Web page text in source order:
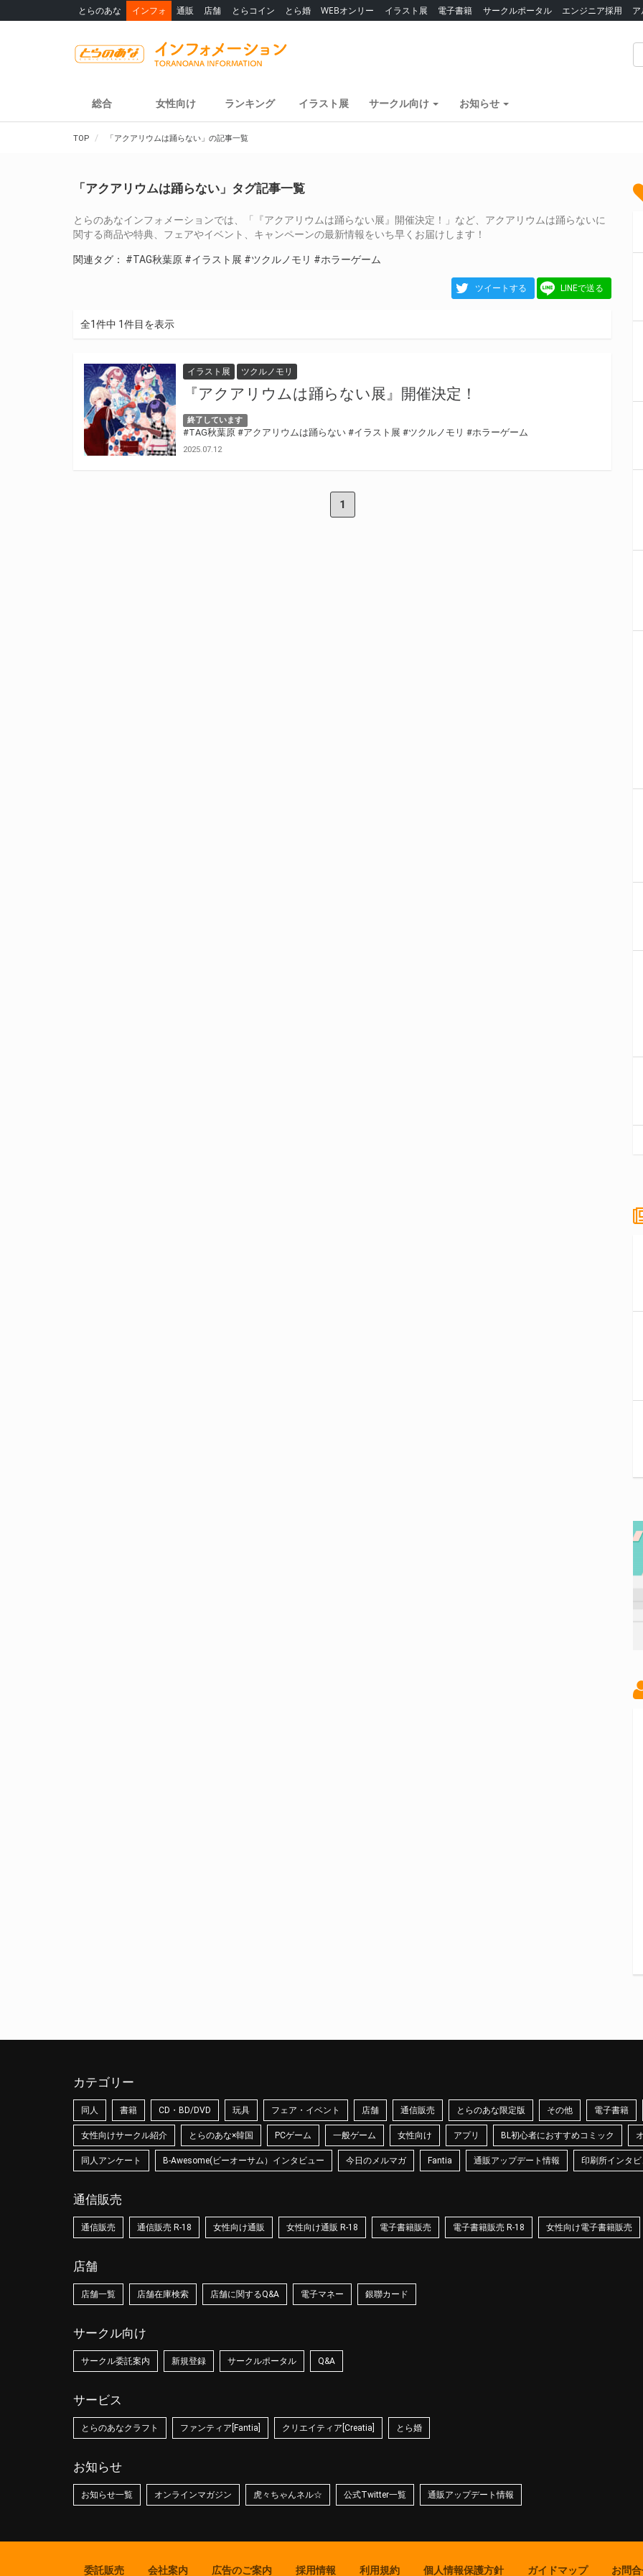
とらのあな インフォ 通販 店舗 とらコイン とら婚 WEBオンリー イラスト展 電子書籍 サークルポータル エンジニア採用
総合 女性向け ランキング イラスト展 サークル向け お知らせ
TOP 「アクアリウムは踊らない」の記事一覧
「アクアリウムは踊らない」タグ記事一覧
とらのあなインフォメーションでは、「『アクアリウムは踊らない展』開催決定！」など、アクアリウムは踊らないに
関する商品や特典、フェアやイベント、キャンペーンの最新情報をいち早くお届けします！
関連タグ： #TAG秋葉原 #イラスト展 #ツクルノモリ #ホラーゲーム
ツイートする LINEで送る
全1件中 1件目を表示
イラスト展 ツクルノモリ
『アクアリウムは踊らない展』開催決定！
終了しています
#TAG秋葉原 #アクアリウムは踊らない #イラスト展 #ツクルノモリ #ホラーゲーム
2025.07.12
1
カテゴリー
同人 書籍 CD・BD/DVD 玩具 フェア・イベント 店舗 通信販売 とらのあな限定版 その他 電子書籍
女性向けサークル紹介 とらのあな×韓国 PCゲーム 一般ゲーム 女性向け アプリ BL初心者におすすめコミック
同人アンケート B-Awesome(ビーオーサム）インタビュー 今日のメルマガ Fantia 通販アップデート情報 印刷所インタ
通信販売
通信販売 通信販売 R-18 女性向け通販 女性向け通販 R-18 電子書籍販売 電子書籍販売 R-18 女性向け電子書籍販売
店舗
店舗一覧 店舗在庫検索 店舗に関するQ&A 電子マネー 銀聯カード
サークル向け
サークル委託案内 新規登録 サークルポータル Q&A
サービス
とらのあなクラフト ファンティア[Fantia] クリエイティア[Creatia] とら婚
お知らせ
お知らせ一覧 オンラインマガジン 虎々ちゃんネル☆ 公式Twitter一覧 通販アップデート情報
委託販売 会社案内 広告のご案内 採用情報 利用規約 個人情報保護方針 ガイドマップ お問